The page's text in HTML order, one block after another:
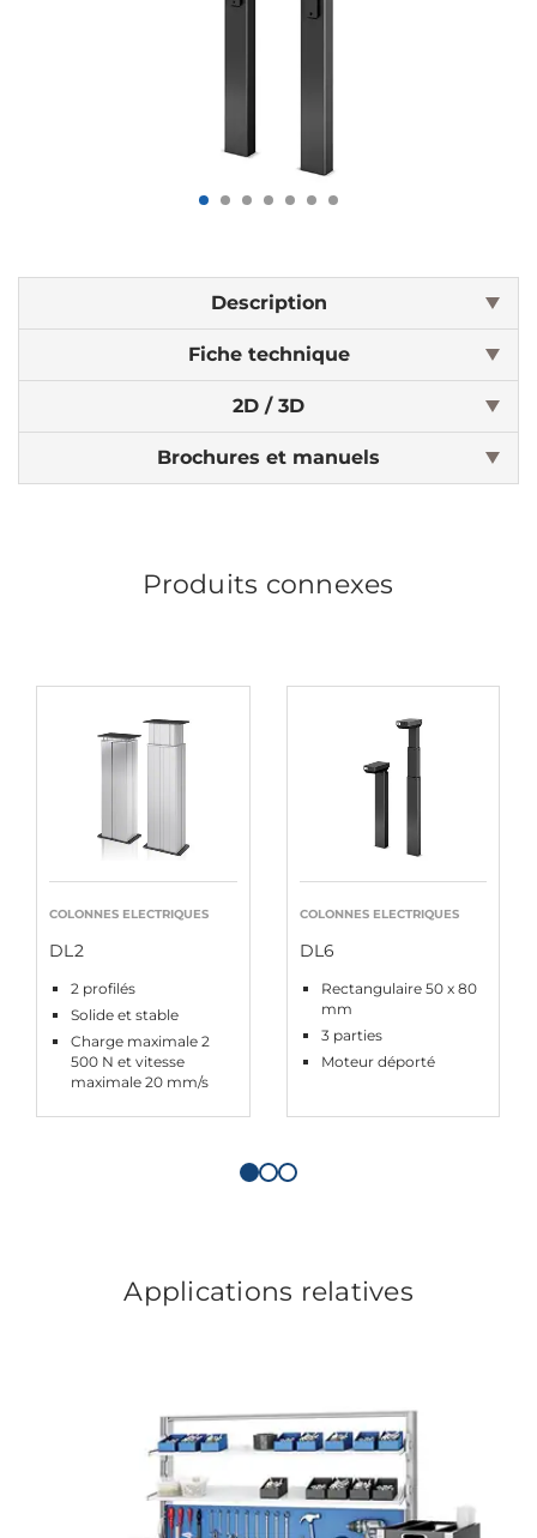
Description
Fiche technique
2D / 3D
Brochures et manuels
Produits connexes
COLONNES ELECTRIQUES
DL2
2 profilés
Solide et stable
Charge maximale 2
500 N et vitesse
maximale 20 mm/s
COLONNES ELECTRIQUES
DL6
Rectangulaire 50 x 80
mm
3 parties
Moteur déporté
Applications relatives